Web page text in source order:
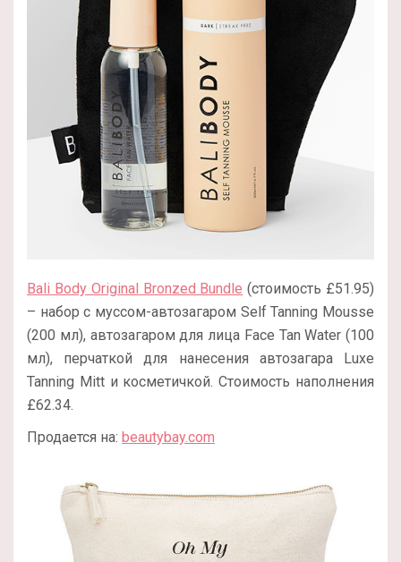
Bali Body Original Bronzed Bundle (стоимость £51.95)
– набор с муссом-автозагаром Self Tanning Mousse
(200 мл), автозагаром для лица Face Tan Water (100
мл), перчаткой для нанесения автозагара Luxe
Tanning Mitt и косметичкой. Стоимость наполнения
£62.34.
Продается на: beautybay.com